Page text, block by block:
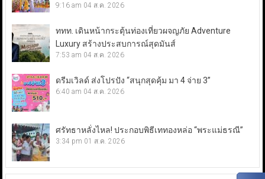
9:16 am 04 ส.ค. 2026
ททท. เดินหน้ากระตุ้นท่องเที่ยวผจญภัย Adventure
Luxury สร้างประสบการณ์สุดมันส์
7:53 am 04 ส.ค. 2026
ดรีมเวิลด์ ส่งโปรปัง “สนุกสุดคุ้ม มา 4 จ่าย 3”
6:40 am 04 ส.ค. 2026
ศรัทธาหลั่งไหล! ประกอบพิธีเททองหล่อ “พระแม่ธรณี”
3:34 pm 01 ส.ค. 2026